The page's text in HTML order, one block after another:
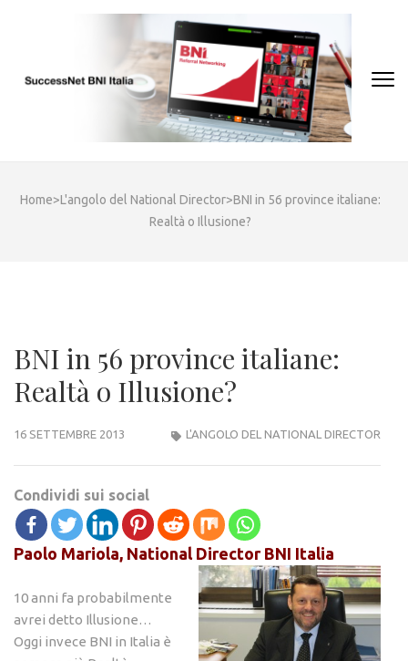
(Press
Home>L'angolo del National Director>BNI in 56 province italiane:
Realtà o Illusione?
BNI in 56 province italiane:
Realtà o Illusione?
16 SETTEMBRE 2013 L'ANGOLO DEL NATIONAL DIRECTOR
Condividi sui social
Paolo Mariola, National Director BNI Italia
10 anni fa probabilmente
avrei detto Illusione…
Oggi invece BNI in Italia è